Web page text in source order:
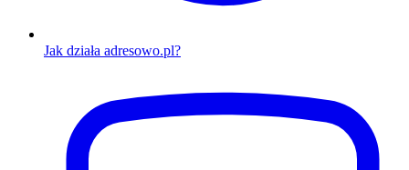
Jak działa adresowo.pl?